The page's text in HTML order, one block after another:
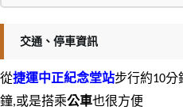
交通、停車資訊
從捷運中正紀念堂站步行約10分
鐘,或是搭乘公車也很方便